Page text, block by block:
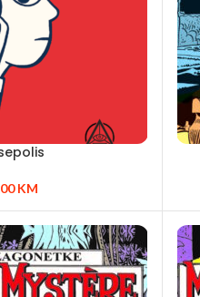
KM